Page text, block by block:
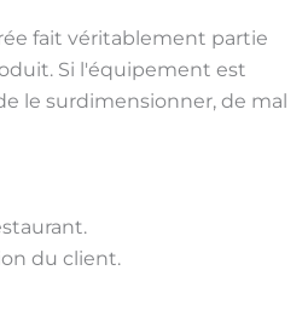
fait véritablement partie
Si l'équipement est
le surdimensionner, de mal
du client.